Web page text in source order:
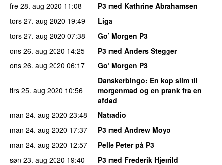
fre 28. aug 2020 11:08
P3 med Kathrine Abrahamsen
tors 27. aug 2020 19:49
Liga
tors 27. aug 2020 07:38
Go’ Morgen P3
ons 26. aug 2020 14:25
P3 med Anders Stegger
ons 26. aug 2020 06:17 Go’ Morgen P3
tirs 25. aug 2020 10:56
Danskerbingo: En kop slim til
morgenmad og en prank fra en
afdød
man 24. aug 2020 23:48
Natradio
man 24. aug 2020 17:37
P3 med Andrew Moyo
man 24. aug 2020 12:57
Pelle Peter på P3
søn 23. aug 2020 19:40
P3 med Frederik Hjerrild